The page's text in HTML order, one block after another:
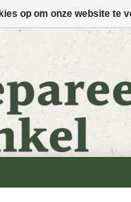
op om onze website te